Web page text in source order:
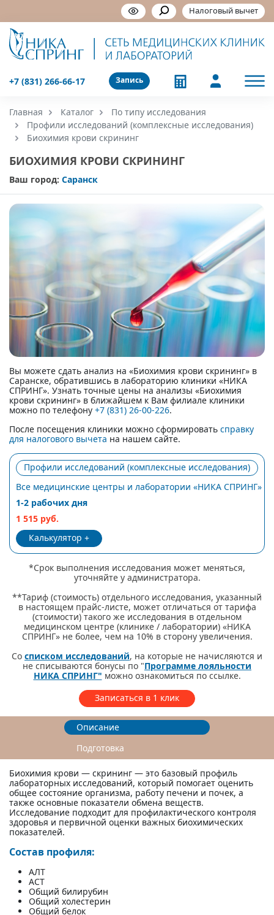
Налоговый вычет
Запись
+7 (831) 266-66-17
Главная Каталог
По типу исследования
Профили исследований (комплексные исследования)
Биохимия крови скрининг
БИОХИМИЯ КРОВИ СКРИНИНГ
Ваш город: Саранск
Вы можете сдать анализ на «Биохимия крови скрининг» в
Саранске, обратившись в лабораторию клиники «НИКА
СПРИНГ». Узнать точные цены на анализы «Биохимия
крови скрининг» в ближайшем к Вам филиале клиники
можно по телефону +7 (831) 26-00-226.
После посещения клиники можно сформировать справку
для налогового вычета на нашем сайте.
Профили исследований (комплексные исследования)
Все медицинские центры и лаборатории «НИКА СПРИНГ»
1-2 рабочих дня
1 515 руб.
Калькулятор
*Срок выполнения исследования может меняться,
уточняйте у администратора.
**Тариф (стоимость) отдельного исследования, указанный
в настоящем прайс-листе, может отличаться от тарифа
(стоимости) такого же исследования в отдельном
медицинском центре (клинике / лаборатории) «НИКА
СПРИНГ» не более, чем на 10% в сторону увеличения.
Со списком исследований, на которые не начисляются и
не списываются бонусы по "Программе лояльности
НИКА СПРИНГ" можно ознакомиться по ссылке.
Записаться в 1 клик
Описание
Подготовка
Биохимия крови — скрининг — это базовый профиль
лабораторных исследований, который помогает оценить
общее состояние организма, работу печени и почек, а
также основные показатели обмена веществ.
Исследование подходит для профилактического контроля
здоровья и первичной оценки важных биохимических
показателей.
Состав профиля:
АЛТ
АСТ
Общий билирубин
Общий холестерин
Общий белок